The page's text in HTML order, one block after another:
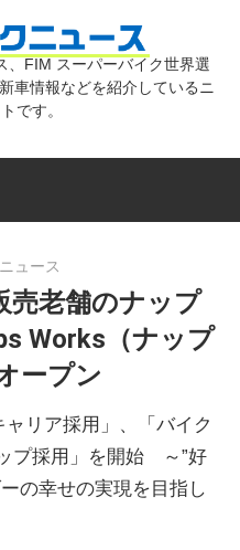
気
バ
ク
、FIM スーパーバイク世界選
車情報などを紹介しているニ
です。
ュース
老舗のナップ
Works（ナップ
ープン
リア採用」、「バイク
プ採用」を開始 ～”好
の幸せの実現を目指し